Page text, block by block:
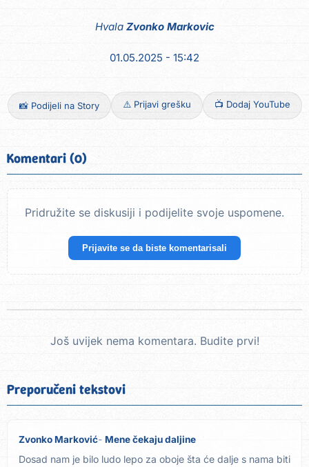
Hvala Zvonko Markovic
01.05.2025 - 15:42
📸 Podijeli na Story ⚠️ Prijavi grešku 📺 Dodaj YouTube
Komentari (0)
Pridružite se diskusiji i podijelite svoje uspomene.
Prijavite se da biste komentarisali
Još uvijek nema komentara. Budite prvi!
Preporučeni tekstovi
Zvonko Marković Mene čekaju daljine
Dosad nam je bilo ludo lepo za oboje šta će dalje s nama biti